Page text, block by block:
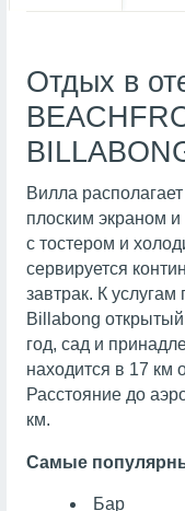
Отдых в
Вилла
плоским экраном
с тостером и
сервируется
завтрак. К
Billabong
год, сад и
находится в 17
Расстояние до
км.
Самые
Бар